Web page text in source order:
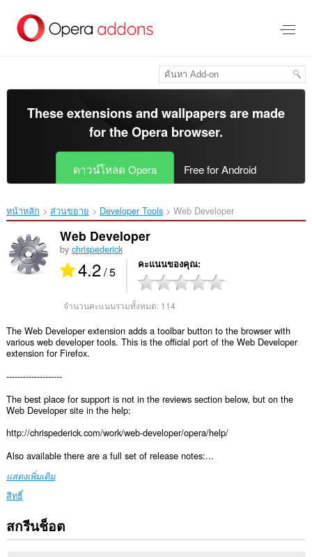
These extensions and wallpapers are made
for theOpera browser.
ดาวน์โหลด Opera Free for Android
หน้าหลัก ส่วนขยาย Developer Tools Web Developer‎
Web Developer
by chrispederick
4.2/ 5 คะแนนของคุณ
จำนวนคะแนนรวมทั้งหมด: 114
The Web Developer extension adds a toolbar button to the browser with
various web developer tools. This is the official port of the Web Developer
extension for Firefox.
--------------------
The best place for support is not in the reviews section below, but on the
Web Developer site in the help:
http://chrispederick.com/work/web-developer/opera/help/
Also available there are a full set of release notes:...
แสดงเพิ่มเติม
สิทธิ์
ส่วน
ขยาย
สกรีนช็อต